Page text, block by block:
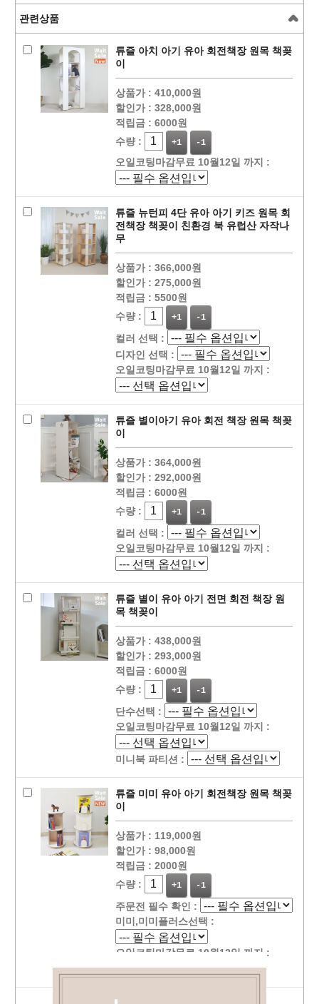
관련상품
튜즐 아치 아기 유아 회전책장 원목 책꽂
이
상품가 : 410,000원
할인가 : 328,000원
적립금 : 6000원
수량 :
+1 -1
오일코팅마감무료 10월12일 까지 :
튜즐 뉴턴피 4단 유아 아기 키즈 원목 회
전책장 책꽂이 친환경 북 유럽산 자작나
무
상품가 : 366,000원
할인가 : 275,000원
적립금 : 5500원
수량 :
+1 -1
컬러 선택 :
디자인 선택 :
오일코팅마감무료 10월12일 까지 :
튜즐 별이아기 유아 회전 책장 원목 책꽂
이
상품가 : 364,000원
할인가 : 292,000원
적립금 : 6000원
수량 :
+1 -1
컬러 선택 :
오일코팅마감무료 10월12일 까지 :
튜즐 별이 유아 아기 전면 회전 책장 원
목 책꽂이
상품가 : 438,000원
할인가 : 293,000원
적립금 : 6000원
수량 :
+1 -1
단수선택 :
오일코팅마감무료 10월12일 까지 :
미니북 파티션 :
튜즐 미미 유아 아기 회전책장 원목 책꽂
이
상품가 : 119,000원
할인가 : 98,000원
적립금 : 2000원
수량 :
+1 -1
주문전 필수 확인 :
미미,미미플러스선택 :
오일코팅마감무료 10월12일 까지 :